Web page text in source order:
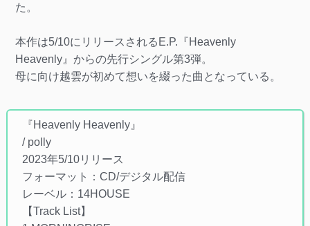
た。
本作は5/10にリリースされるE.P.『Heavenly
Heavenly』からの先行シングル第3弾。
母に向け越雲が初めて想いを綴った曲となっている。
『Heavenly Heavenly』
/ polly
2023年5/10リリース
フォーマット：CD/デジタル配信
レーベル：14HOUSE
【Track List】